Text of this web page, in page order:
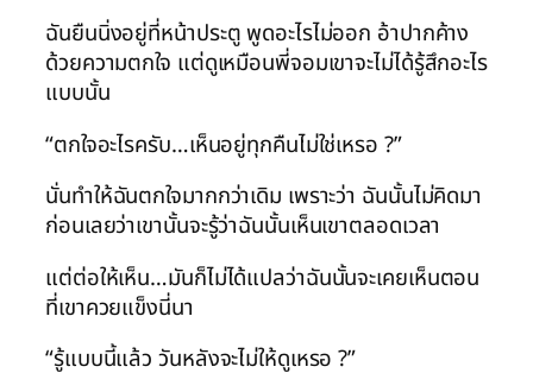
ฉันยืนนิ่งอยู่ที่หน้าประตู พูดอะไรไม่ออก อ้าปากค้าง
ด้วยความตกใจ แต่ดูเหมือนพี่จอมเขาจะไม่ได้รู้สึกอะไร
แบบนั้น
“ตกใจอะไรครับ…เห็นอยู่ทุกคืนไม่ใช่เหรอ ?”
นั่นทำให้ฉันตกใจมากกว่าเดิม เพราะว่า ฉันนั้นไม่คิดมา
ก่อนเลยว่าเขานั้นจะรู้ว่าฉันนั้นเห็นเขาตลอดเวลา
แต่ต่อให้เห็น…มันก็ไม่ได้แปลว่าฉันนั้นจะเคยเห็นตอน
ที่เขาควยแข็งนี่นา
“รู้แบบนี้แล้ว วันหลังจะไม่ให้ดูเหรอ ?”